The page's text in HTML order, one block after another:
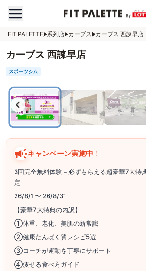
FIT PALETTE 系列店 カーブス カーブス 西諫早店
カーブス 西諫早店
スポーツジム
キャンペーン実施中！
3回完全無料体験＋必ずもらえる超豪華7大特
定
26/8/1 〜 26/8/31
【豪華7大特典の内訳】
①体重、老化、美肌の新常識
②健康たんぱく質レシピ5選
③コーチが運動を丁寧にサポート
④痩せる食べ方ガイド